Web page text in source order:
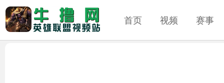
首页 视频 赛事